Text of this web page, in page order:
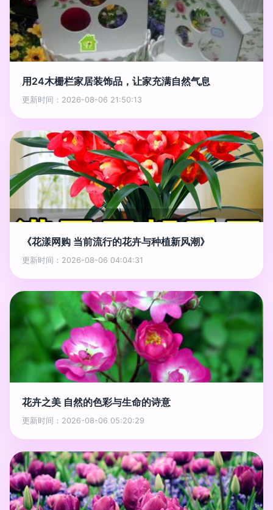
用24木栅栏家居装饰品，让家充满自然气息
更新时间：2026-08-06 21:50:13
《花漾网购 当前流行的花卉与种植新风潮》
更新时间：2026-08-06 04:04:31
花卉之美 自然的色彩与生命的诗意
更新时间：2026-08-06 05:20:29